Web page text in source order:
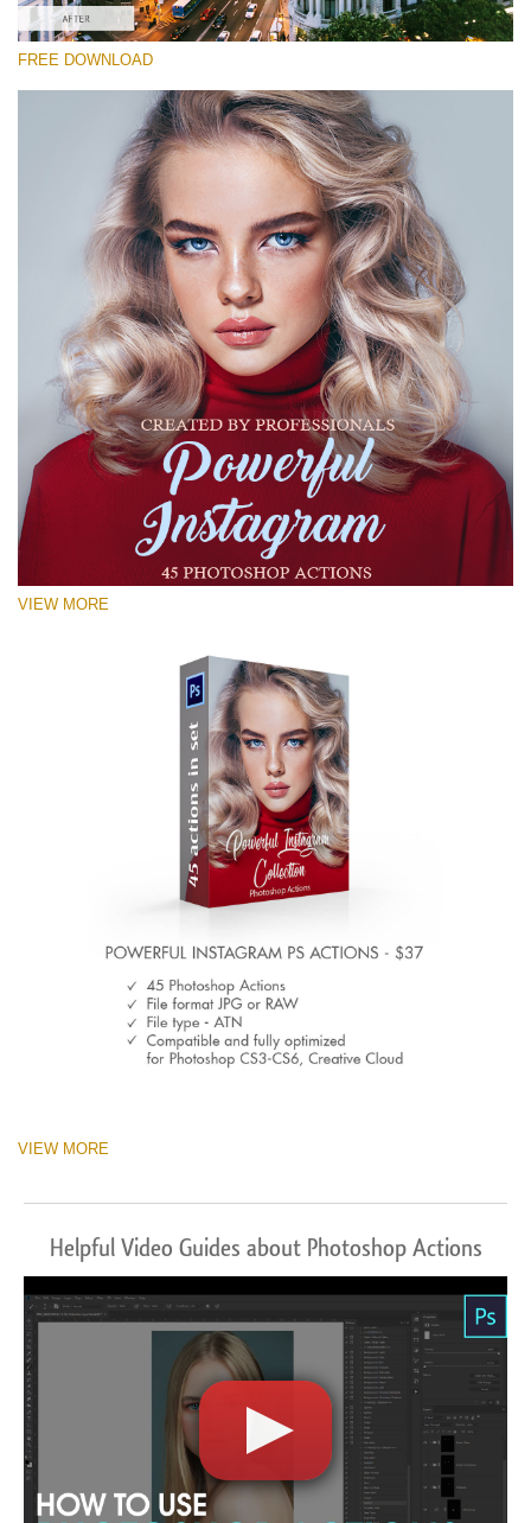
FREE DOWNLOAD
VIEW MORE
VIEW MORE
Helpful Video Guides about Photoshop Actions